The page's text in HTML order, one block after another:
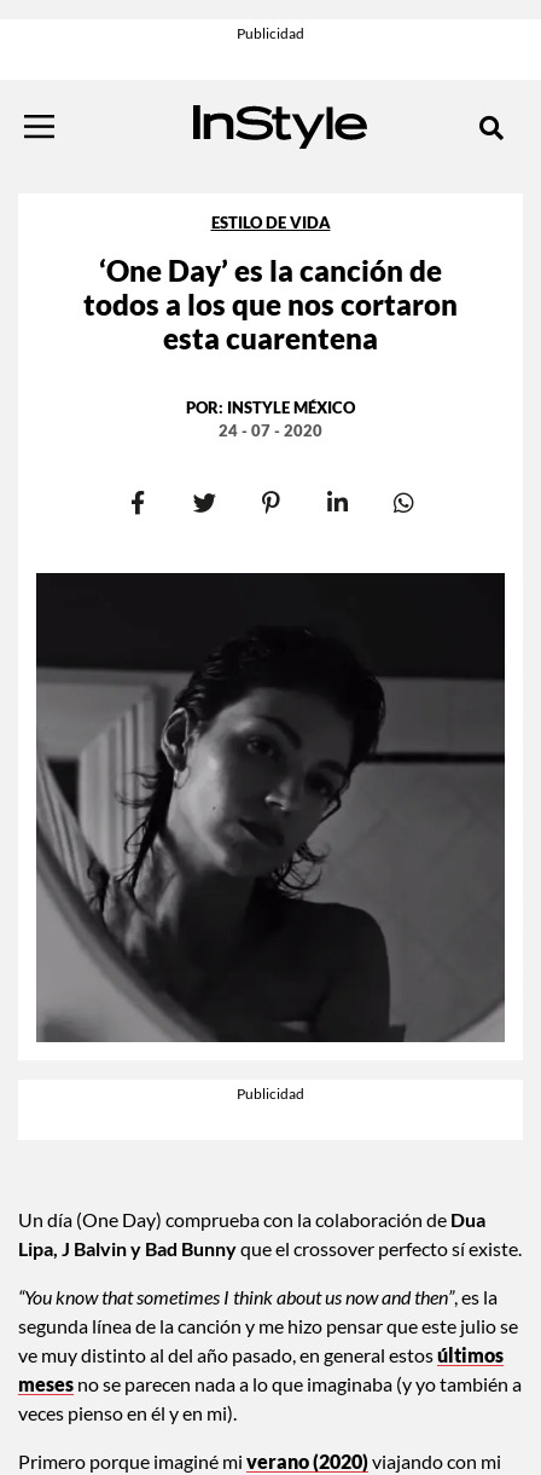
ESTILO DE VIDA
‘One Day’ es la canción de
todos a los que nos cortaron
esta cuarentena
POR: INSTYLE MÉXICO
24 - 07 - 2020
Un día (One Day) comprueba con la colaboración deDua
“You know that sometimes I think about us now and then”, es la
segunda línea de la canción y me hizo pensar que este julio se
ve muy distinto al del año pasado, en general estosúltimos
mesesno se parecen nada a lo que imaginaba (y yo también a